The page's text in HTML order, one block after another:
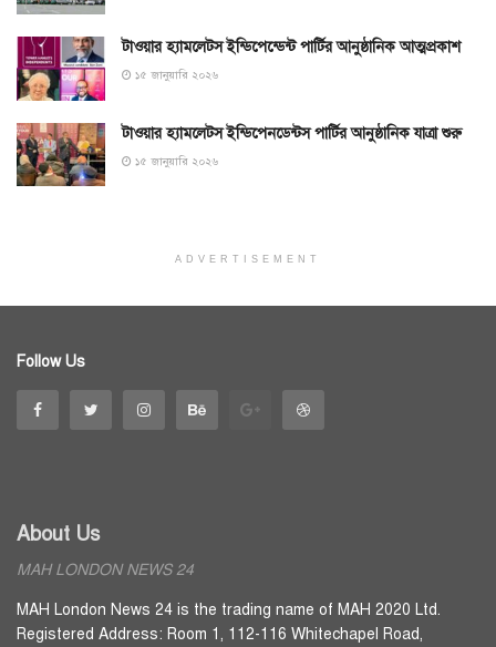
টাওয়ার হ্যামলেটস ইন্ডিপেন্ডেন্ট পার্টির আনুষ্ঠানিক আত্মপ্রকাশ
১৫ জানুয়ারি ২০২৬
টাওয়ার হ্যামলেটস ইন্ডিপেনডেন্টস পার্টির আনুষ্ঠানিক যাত্রা শুরু
১৫ জানুয়ারি ২০২৬
ADVERTISEMENT
Follow Us
About Us
MAH LONDON NEWS 24
MAH London News 24 is the trading name of MAH 2020 Ltd.
Registered Address: Room 1, 112-116 Whitechapel Road,